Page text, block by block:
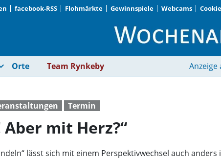
facebook-RSS Flohmärkte Gewinnspiele Webcams
„München: Weltstadt!
Orte Team Rynkeby Anzeige
Termin
mit Herz?“
lässt sich mit einem Perspektivwechsel auch